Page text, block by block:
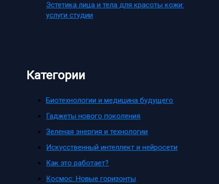
Эстетика лица и тела для красоты кожи:
услуги студии
Категории
Биотехнологии и медицина будущего
Гаджеты нового поколения
Зеленая энергия и технологии
Искусственный интеллект и нейросети
Как это работает?
Космос: Новые горизонты